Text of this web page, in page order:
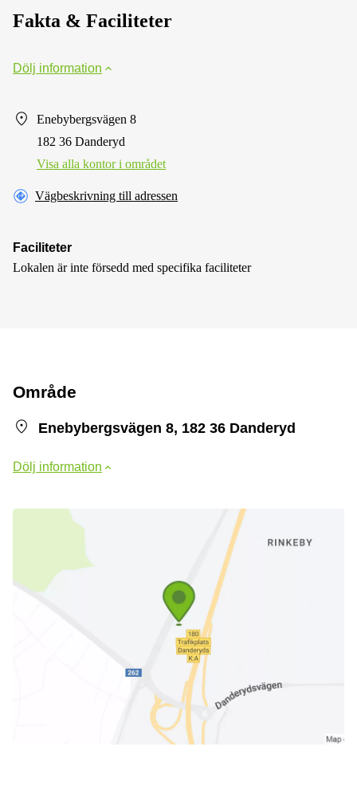
Fakta & Faciliteter
Dölj information
Enebybergsvägen 8
182 36 Danderyd
Visa alla kontor i området
Vägbeskrivning till adressen
Faciliteter
Lokalen är inte försedd med specifika faciliteter
Område
Enebybergsvägen 8, 182 36 Danderyd
Dölj information